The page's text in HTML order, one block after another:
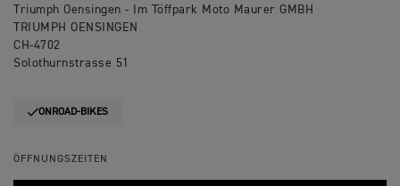
Triumph Oensingen - Im Töffpark Moto Maurer GMBH
TRIUMPH OENSINGEN
CH-4702
Solothurnstrasse 51
ONROAD-BIKES
ÖFFNUNGSZEITEN